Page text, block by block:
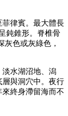
律賓。最大體長
鈍錐形。脊椎骨
灰色或灰綠色，
淡水湖沼地、潟
與洞穴中。夜行
終身滯留海而不